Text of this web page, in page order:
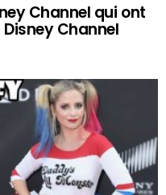
Channel qui ont
Channel